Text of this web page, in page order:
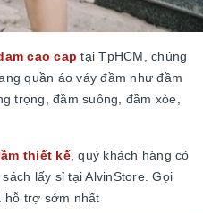
cao cap tại TpHCM, chúng
quần áo váy đầm như đầm
trọng, đầm suông, đầm xòe,
thiết kế, quý khách hàng có
lấy sỉ tại AlvinStore. Gọi
hỗ trợ sớm nhất